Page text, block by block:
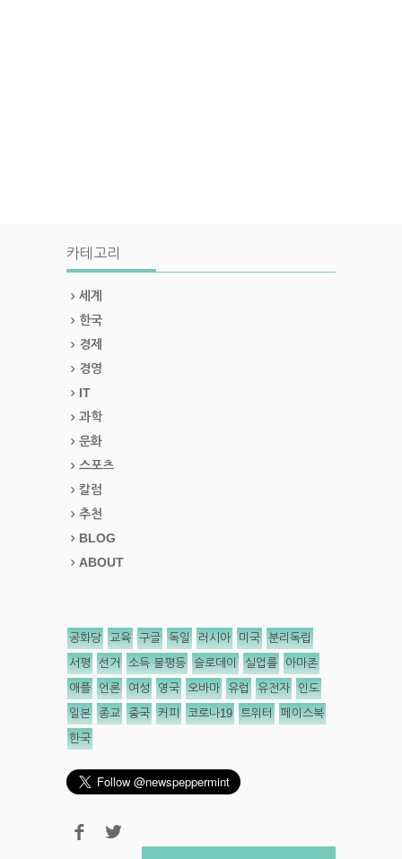
카테고리
세계
한국
경제
경영
IT
과학
문화
스포츠
칼럼
추천
BLOG
ABOUT
공화당 교육 구글 독일 러시아 미국 분리독립
서평 선거 소득 불평등 슬로데이 실업률 아마존
애플 언론 여성 영국 오바마 유럽 유전자 인도
일본 종교 중국 커피 코로나19 트위터 페이스북
한국